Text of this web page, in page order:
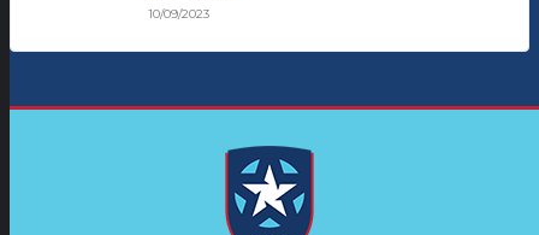
10/09/2023